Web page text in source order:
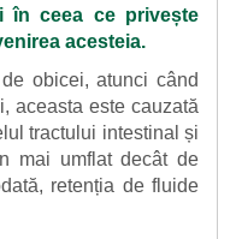
în ceea ce privește
acesteia.
obicei, atunci când
aceasta este cauzată
tractului intestinal și
mai umflat decât de
retenția de fluide